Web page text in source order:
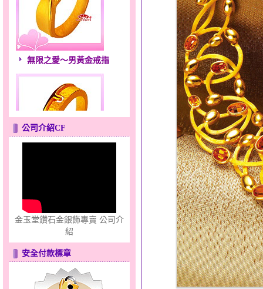
無限之愛～男黃金戒指
心之舞～金銀鋼套鍊
公司介紹CF
金玉堂鑽石金銀飾專賣 公司介
紹
安全付款標章